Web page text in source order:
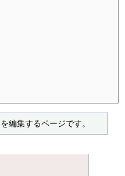
編集するページです。